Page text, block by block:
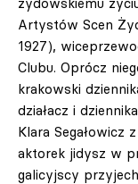
Artystów Scen
1927),
Clubu. Oprócz
krakowski
działacz i
Klara Segałowicz
aktorek jidysz w
galicyjscy